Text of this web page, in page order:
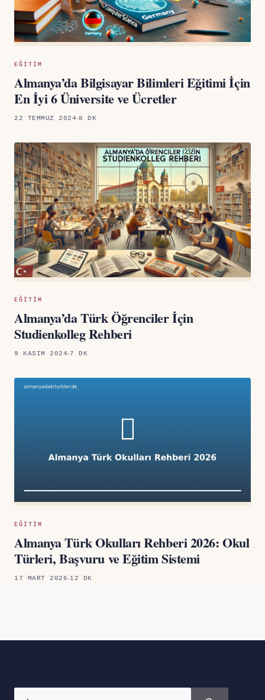
EĞITIM
Almanya’da Bilgisayar Bilimleri Eğitimi İçin
En İyi 6 Üniversite ve Ücretler
22 TEMMUZ 2024 8 DK
EĞITIM
Almanya’da Türk Öğrenciler İçin
Studienkolleg Rehberi
9 KASIM 2024 7 DK
EĞITIM
Almanya Türk Okulları Rehberi 2026: Okul
Türleri, Başvuru ve Eğitim Sistemi
17 MART 2026 12 DK